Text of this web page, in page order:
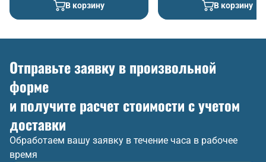
В корзину В корзину
Отправьте заявку в произвольной
форме
и получите расчет стоимости с учетом
доставки
Обработаем вашу заявку в течение часа в рабочее
время